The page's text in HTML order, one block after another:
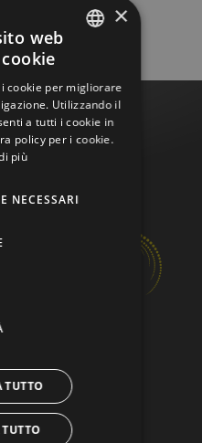
(BZ)
974 554
ITALIAN
ENGLISH
×
web
cookie per migliorare
Utilizzando il
a tutti i cookie in
policy per i cookie.
più
NECESSARI
TUTTO